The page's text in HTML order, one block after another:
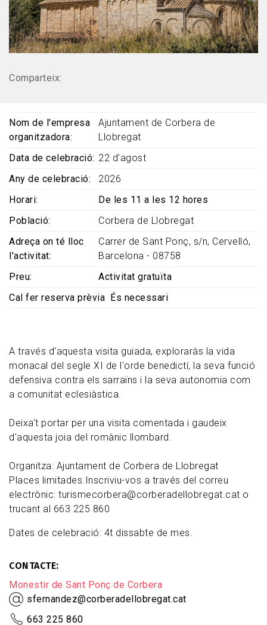
Comparteix:
A través d'aquesta visita guiada, exploraràs la vida
monacal del segle XI de l'orde benedictí, la seva funció
defensiva contra els sarraïns i la seva autonomia com
a comunitat eclesiàstica.
Deixa't portar per una visita comentada i gaudeix
d'aquesta joia del romànic llombard.
Organitza: Ajuntament de Corbera de Llobregat
Places limitades.Inscriviu-vos a través del correu
electrònic: turismecorbera@corberadellobregat.cat o
trucant al 663 225 860
Dates de celebració: 4t dissabte de mes.
CONTACTE
Monestir de Sant Ponç de Corbera
sfernandez@corberadellobregat.cat
663 225 860
Nom de l'empresa
organitzadora
Ajuntament de Corbera de
Llobregat
Data de celebració 22 d'agost
Any de celebració
2026
Horari
De les 11 a les 12 hores
Població
Corbera de Llobregat
Adreça on té lloc
l'activitat
Carrer de Sant Ponç, s/n, Cervelló,
Barcelona - 08758
Preu
Activitat gratuïta
Cal fer reserva prèvia
És necessari